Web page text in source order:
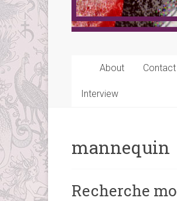
About Contact
Interview
mannequin
Recherche